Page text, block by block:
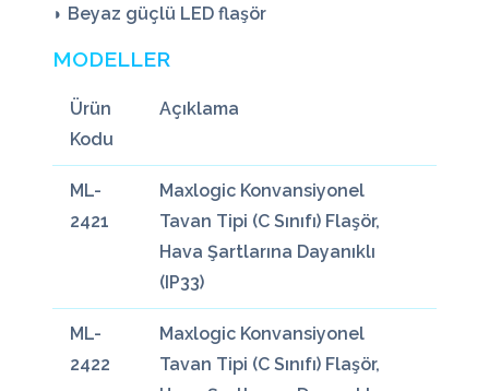
◗ Beyaz güçlü LED flaşör
MODELLER
Ürün
Kodu
Açıklama
ML-
2421
Maxlogic Konvansiyonel
Tavan Tipi (C Sınıfı) Flaşör,
Hava Şartlarına Dayanıklı
(IP33)
ML-
2422
Maxlogic Konvansiyonel
Tavan Tipi (C Sınıfı) Flaşör,